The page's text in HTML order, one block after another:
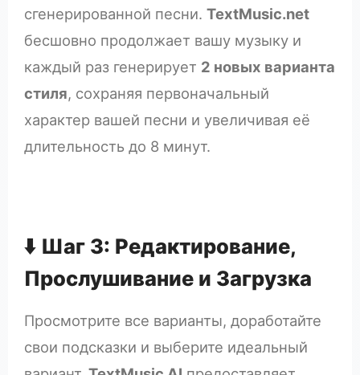
сгенерированной песни. TextMusic.net
бесшовно продолжает вашу музыку и
каждый раз генерирует 2 новых варианта
стиля, сохраняя первоначальный
характер вашей песни и увеличивая её
длительность до 8 минут.
⬇️ Шаг 3: Редактирование,
Прослушивание и Загрузка
Просмотрите все варианты, доработайте
свои подсказки и выберите идеальный